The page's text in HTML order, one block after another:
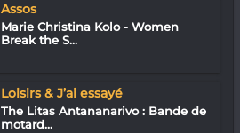
Assos
Marie Christina Kolo - Women
Break the S...
Loisirs & J’ai essayé
The Litas Antananarivo : Bande de
motard...